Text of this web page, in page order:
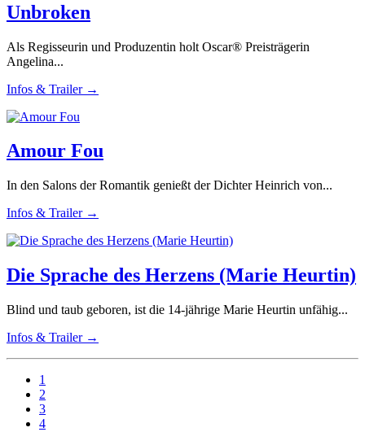
Unbroken
Als Regisseurin und Produzentin holt Oscar® Preisträgerin
Angelina...
Infos & Trailer →
Amour Fou
In den Salons der Romantik genießt der Dichter Heinrich von...
Infos & Trailer →
Die Sprache des Herzens (Marie Heurtin)
Blind und taub geboren, ist die 14-jährige Marie Heurtin unfähig...
Infos & Trailer →
1
2
3
4